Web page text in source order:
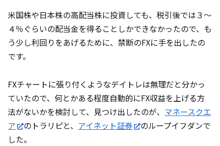
米国株や日本株の高配当株に投資しても、税引後では３〜
４％ぐらいの配当金を得ることしかできなかったので、も
う少し利回りをあげるために、禁断のFXに手を出したの
です。
FXチャートに張り付くようなデイトレは無理だと分かっ
ていたので、何とかある程度自動的にFX収益を上げる方
法がないかを検討して、見つけ出したのが、 マネースクエ
ア
のトラリピと、 アイネット証券
のループイフダンで
した。